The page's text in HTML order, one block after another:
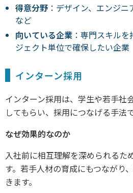
得意分野 ：デザイン、エンジ
など
向いている企業 ：専門スキル
ジェクト単位で確保したい企業
インターン採用
インターン採用は、学生や若手社
してもらい、採用につなげる手法で
なぜ効果的なのか
入社前に相互理解を深められるた
す。若手人材の育成にもつながり
きます。